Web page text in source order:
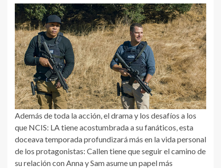
Además de toda la acción, el drama y los desafíos a los
que NCIS: LA tiene acostumbrada a su fanáticos, esta
doceava temporada profundizará más en la vida personal
de los protagonistas: Callen tiene que seguir el camino de
su relación con Anna y Sam asume un papel más